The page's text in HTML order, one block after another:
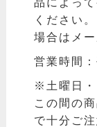
品によっ
ください
場合はメ
営業時間
※土曜日・
この間の
で十分ご注